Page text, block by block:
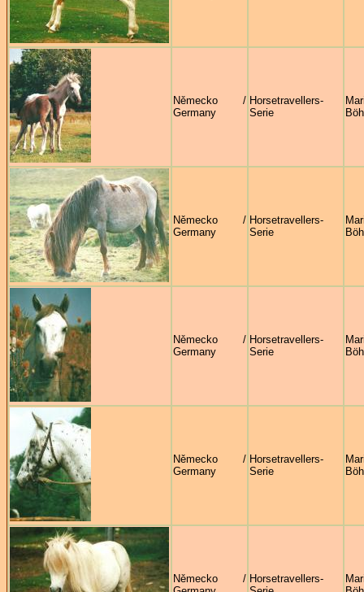
Německo /
Germany
Horsetravellers-
Serie
Německo /
Germany
Horsetravellers-
Serie
Německo /
Germany
Horsetravellers-
Serie
Německo /
Germany
Horsetravellers-
Serie
Německo / Horsetravellers-